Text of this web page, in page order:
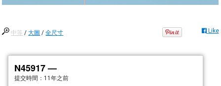
中等 /大圖 /全尺寸 Like
N45917 —
提交時間： 11年之前